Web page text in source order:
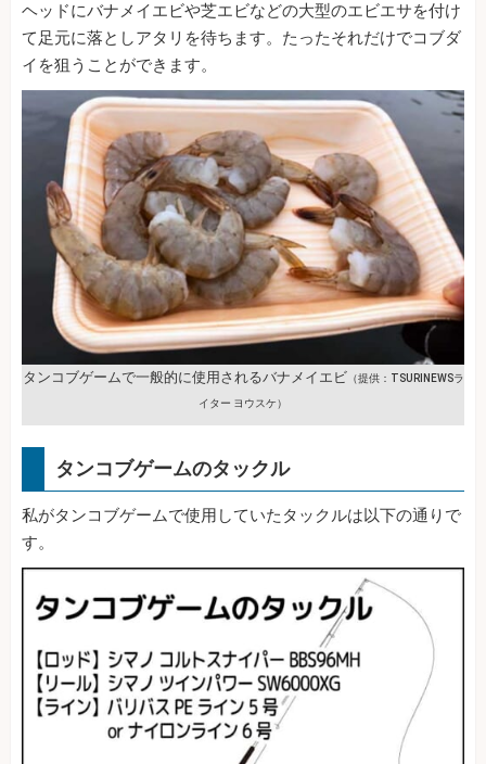
ヘッドにバナメイエビや芝エビなどの大型のエビエサを付け
て足元に落としアタリを待ちます。たったそれだけでコブダ
イを狙うことができます。
タンコブゲームで一般的に使用されるバナメイエビ （提供：TSURINEWSラ
イター ヨウスケ）
タンコブゲームのタックル
私がタンコブゲームで使用していたタックルは以下の通りで
す。